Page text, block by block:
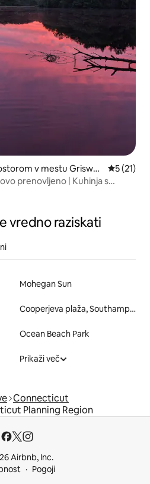
v mestu Griswol
5 (21)
prenovljeno | Kuhinja s
vredno raziskati
Mohegan Sun
Cooperjeva plaža, Southampton
Ocean Beach Park
Prikaži več
Connecticut
Planning Region
Airbnb, Inc.
Pogoji